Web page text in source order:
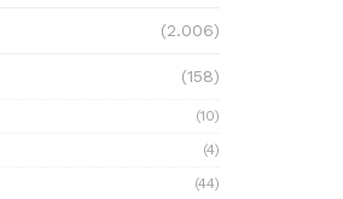
(2.006)
(158)
(10)
(4)
(44)